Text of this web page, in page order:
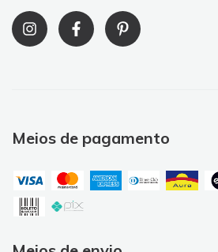
Meios de pagamento